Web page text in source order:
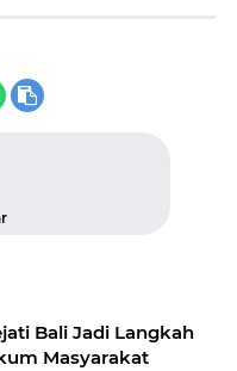
Bali Jadi Langkah
Masyarakat